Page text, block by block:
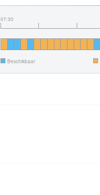
07:30
Beschikbaar